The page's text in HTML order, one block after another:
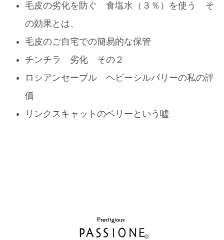
毛皮の劣化を防ぐ 食塩水（３％）を使う そ
の効果とは、
毛皮のご自宅での簡易的な保管
チンチラ 劣化 その２
ロシアンセーブル ヘビーシルバリーの私の評
価
リンクスキャットのベリーという嘘